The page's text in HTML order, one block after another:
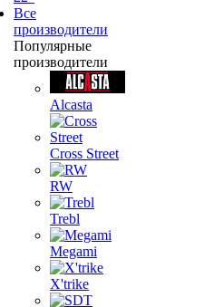
Все
производители
Популярные
производители
Alcasta
Cross Street
RW
Trebl
Megami
X'trike